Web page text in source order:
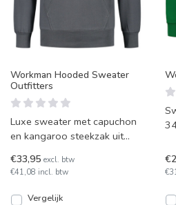
Workman Hooded Sweater
Outfitters
Luxe sweater met capuchon
en kangaroo steekzak uit
collectie. Deze hoodie heeft
€33,95 excl. btw
€41,08 incl. btw
Vergelijk